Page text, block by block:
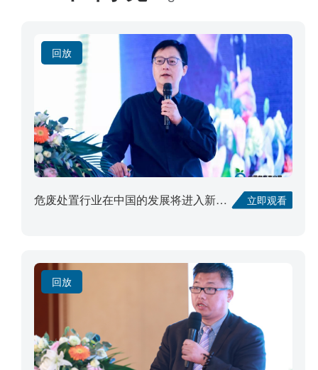
回放
危废处置行业在中国的发展将进入新阶段 立即观看
回放